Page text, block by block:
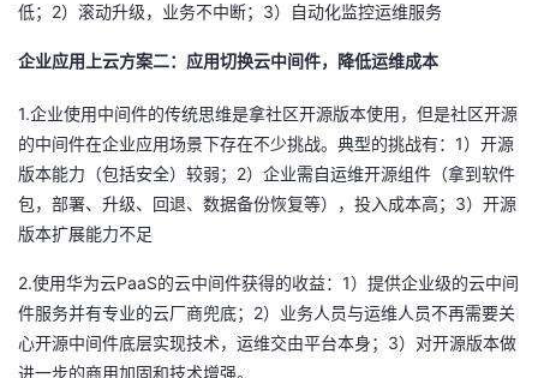
低； 2）滚动升级，业务不中断； 3）自动化监控运维服务
企业应用上云方案二：应用切换云中间件，降低运维成本
1.企业使用中间件的传统思维是拿社区开源版本使用，但是社区开源
的中间件在企业应用场景下存在不少挑战。典型的挑战有： 1 ）开源
版本能力（包括安全）较弱； 2）企业需自运维开源组件（拿到软件
包，部署、升级、回退、数据备份恢复等），投入成本高； 3）开源
版本扩展能力不足
2.使用华为云PaaS的云中间件获得的收益： 1 ）提供企业级的云中间
件服务并有专业的云厂商兜底； 2）业务人员与运维人员不再需要关
心开源中间件底层实现技术，运维交由平台本身； 3）对开源版本做
进一步的商用加固和技术增强。